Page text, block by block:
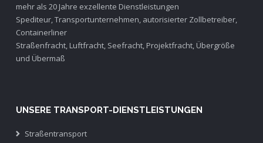
mehr als 20 Jahre exzellente Dienstleistungen
Spediteur, Transportunternehmen, autorisierter Zollbetreiber,
Containerliner
Straßenfracht, Luftfracht, Seefracht, Projektfracht, Übergröße
und Übermaß
UNSERE TRANSPORT-DIENSTLEISTUNGEN
Straßentransport